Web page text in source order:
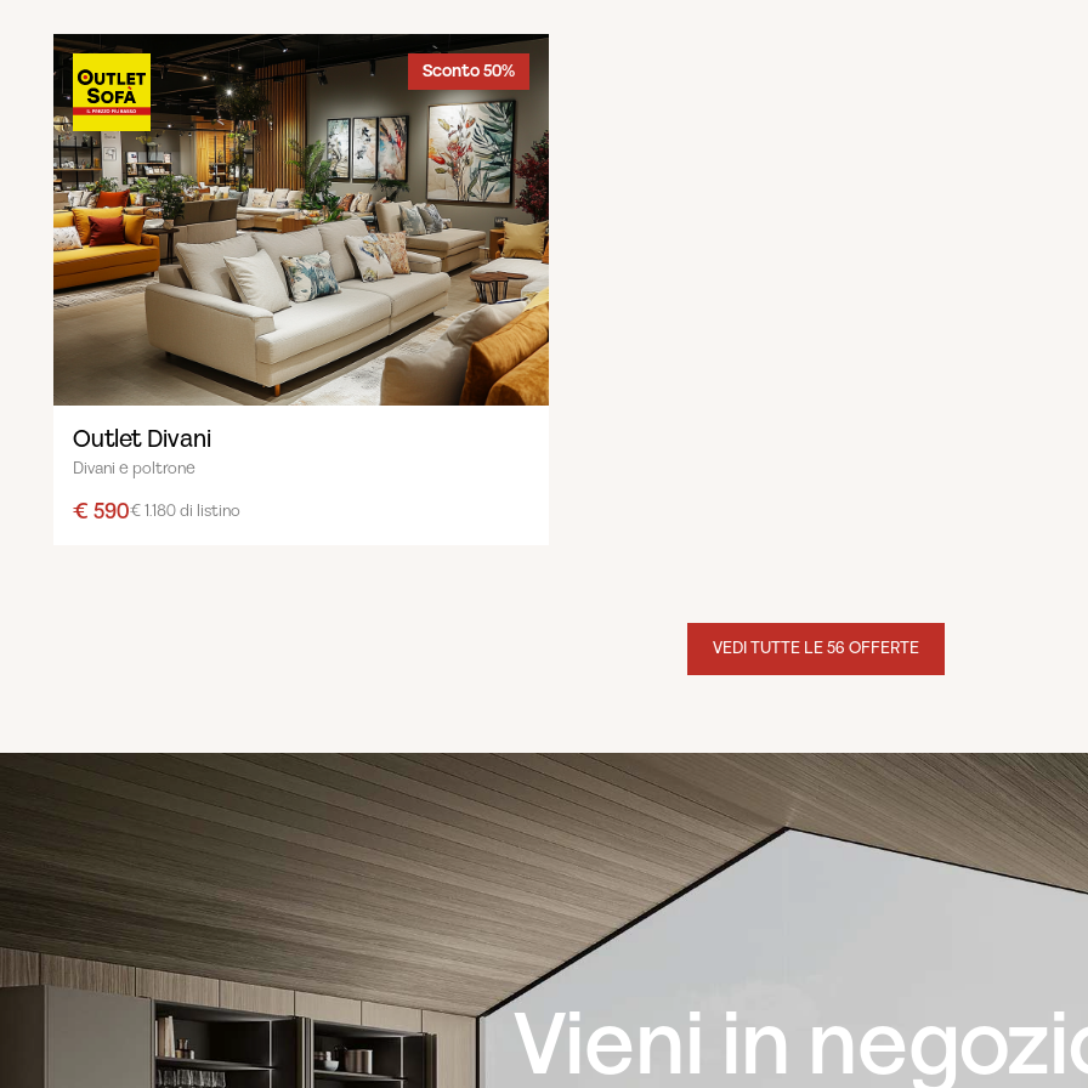
Sconto 50%
Outlet Divani
Divani e poltrone
€ 590€ 1.180 di listino
VEDI TUTTE LE 56 OFFERTE
Vieni in